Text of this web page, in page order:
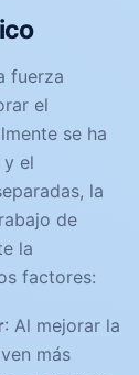
fuerza
el
se ha
el
la
de
la
factores:
: Al mejorar la
más